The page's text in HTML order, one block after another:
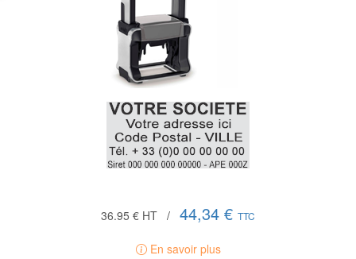
36.95 € HT / 44,34 € TTC
En savoir plus